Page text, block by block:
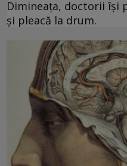
Dimineața, doctorii își
și pleacă la drum.